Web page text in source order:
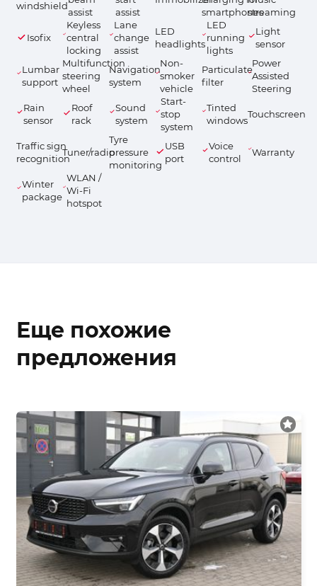
windshield
assist
assist
smartphonesstreaming
Isofix
Keyless
central
locking
Lane
change
assist
LED
headlights
LED
running
lights
Light
sensor
Lumbar
support
Multifunction
steering
wheel
Navigation
system
Non-
smoker
vehicle
Particulate
filter
Power
Assisted
Steering
Rain
sensor
Roof
rack
Sound
system
Start-
stop
system
Tinted
windows
Touchscreen
Traffic sign
recognition
Tuner/radio
Tyre
pressure
monitoring
USB
port
Voice
control
Warranty
Winter
package
WLAN /
Wi-Fi
hotspot
Еще похожие
предложения